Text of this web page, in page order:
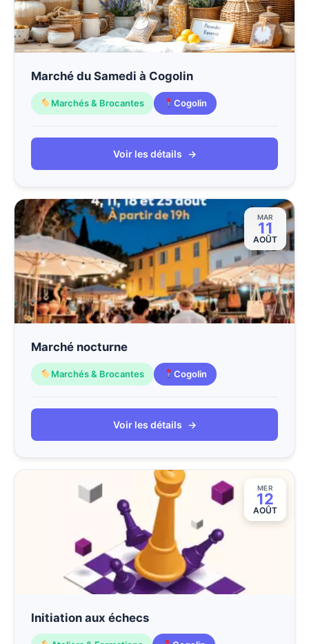
Marché du Samedi à Cogolin
Marchés & Brocantes Cogolin
Voir les détails →
MAR
11
AOÛT
Marché nocturne
Marchés & Brocantes Cogolin
Voir les détails →
MER
12
AOÛT
Initiation aux échecs